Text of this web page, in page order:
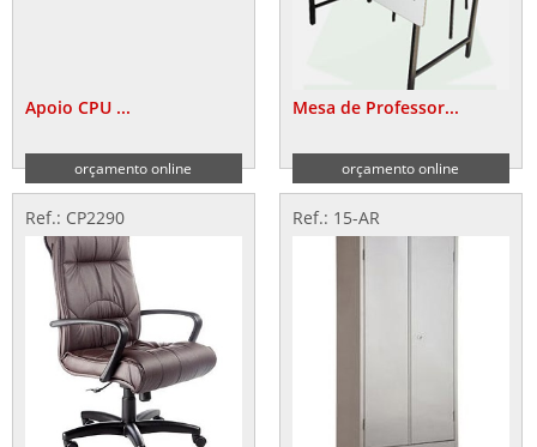
Apoio CPU ...
orçamento online
Mesa de Professor...
orçamento online
Ref.: CP2290 Ref.: 15-AR